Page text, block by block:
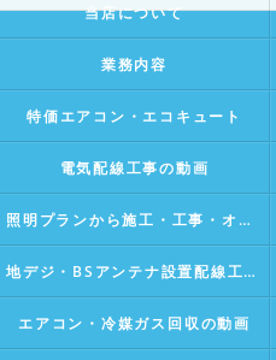
当店について
業務内容
特価エアコン・エコキュート
電気配線工事の動画
照明プランから施工・工事・オリジナルライティングデザインの動画Vlog
地デジ・BSアンテナ設置配線工事の動画Vlog
エアコン・冷媒ガス回収の動画